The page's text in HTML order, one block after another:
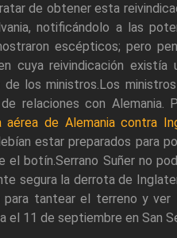
de obtener esta
notificándolo a las
escépticos; pero
cuya reivindicación existía
de los ministros.Los
relaciones con Alemania.
aérea de Alemania contra
estar preparados para
el botín.Serrano Suñer no
segura la derrota de
tantear el terreno y ver
el 11 de septiembre en San